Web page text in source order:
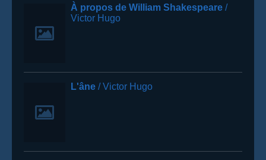
À propos de William Shakespeare /
Victor Hugo
L'âne / Victor Hugo